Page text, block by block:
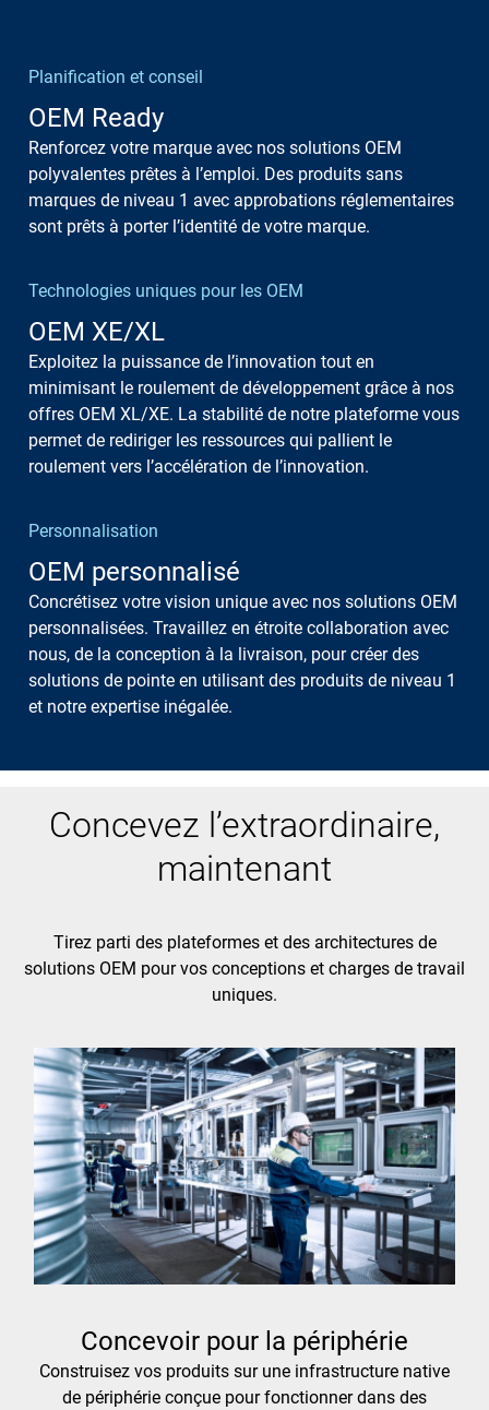
Planification et conseil
OEM Ready
Renforcez votre marque avec nos solutions OEM
polyvalentes prêtes à l’emploi. Des produits sans
marques de niveau 1 avec approbations réglementaires
sont prêts à porter l’identité de votre marque.
Technologies uniques pour les OEM
OEM XE/XL
Exploitez la puissance de l’innovation tout en
minimisant le roulement de développement grâce à nos
offres OEM XL/XE. La stabilité de notre plateforme vous
permet de rediriger les ressources qui pallient le
roulement vers l’accélération de l’innovation.
Personnalisation
OEM personnalisé
Concrétisez votre vision unique avec nos solutions OEM
personnalisées. Travaillez en étroite collaboration avec
nous, de la conception à la livraison, pour créer des
solutions de pointe en utilisant des produits de niveau 1
et notre expertise inégalée.
Concevez l’extraordinaire,
maintenant
Tirez parti des plateformes et des architectures de
solutions OEM pour vos conceptions et charges de travail
uniques.
Concevoir pour la périphérie
Construisez vos produits sur une infrastructure native
de périphérie conçue pour fonctionner dans des